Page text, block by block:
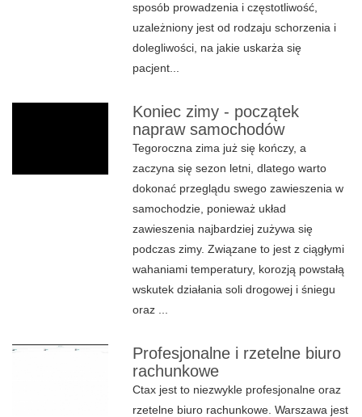
sposób prowadzenia i częstotliwość,
uzależniony jest od rodzaju schorzenia i
dolegliwości, na jakie uskarża się
pacjent...
Koniec zimy - początek
napraw samochodów
Tegoroczna zima już się kończy, a
zaczyna się sezon letni, dlatego warto
dokonać przeglądu swego zawieszenia w
samochodzie, ponieważ układ
zawieszenia najbardziej zużywa się
podczas zimy. Związane to jest z ciągłymi
wahaniami temperatury, korozją powstałą
wskutek działania soli drogowej i śniegu
oraz ...
Profesjonalne i rzetelne biuro
rachunkowe
Ctax jest to niezwykle profesjonalne oraz
rzetelne biuro rachunkowe. Warszawa jest